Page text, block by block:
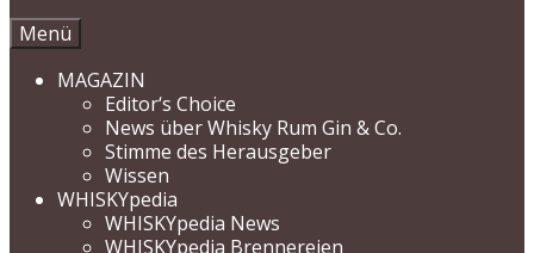
Menü
MAGAZIN
Editor‘s Choice
News über Whisky Rum Gin & Co.
Stimme des Herausgeber
Wissen
WHISKYpedia
WHISKYpedia News
WHISKYpedia Brennereien